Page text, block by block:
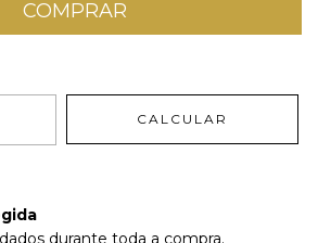
CALCULAR
durante toda a compra.